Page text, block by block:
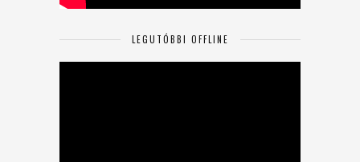
LEGUTÓBBI OFFLINE